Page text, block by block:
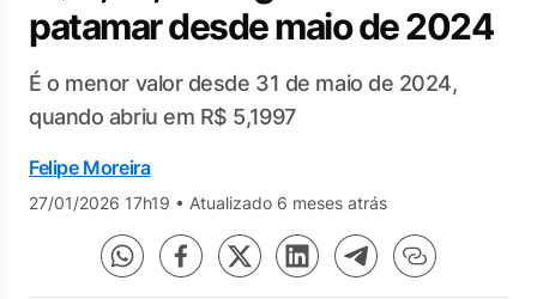
patamar desde maio de 2024
É o menor valor desde 31 de maio de 2024,
quando abriu em R$ 5,1997
Felipe Moreira
27/01/2026 17h19 • Atualizado 6 meses atrás